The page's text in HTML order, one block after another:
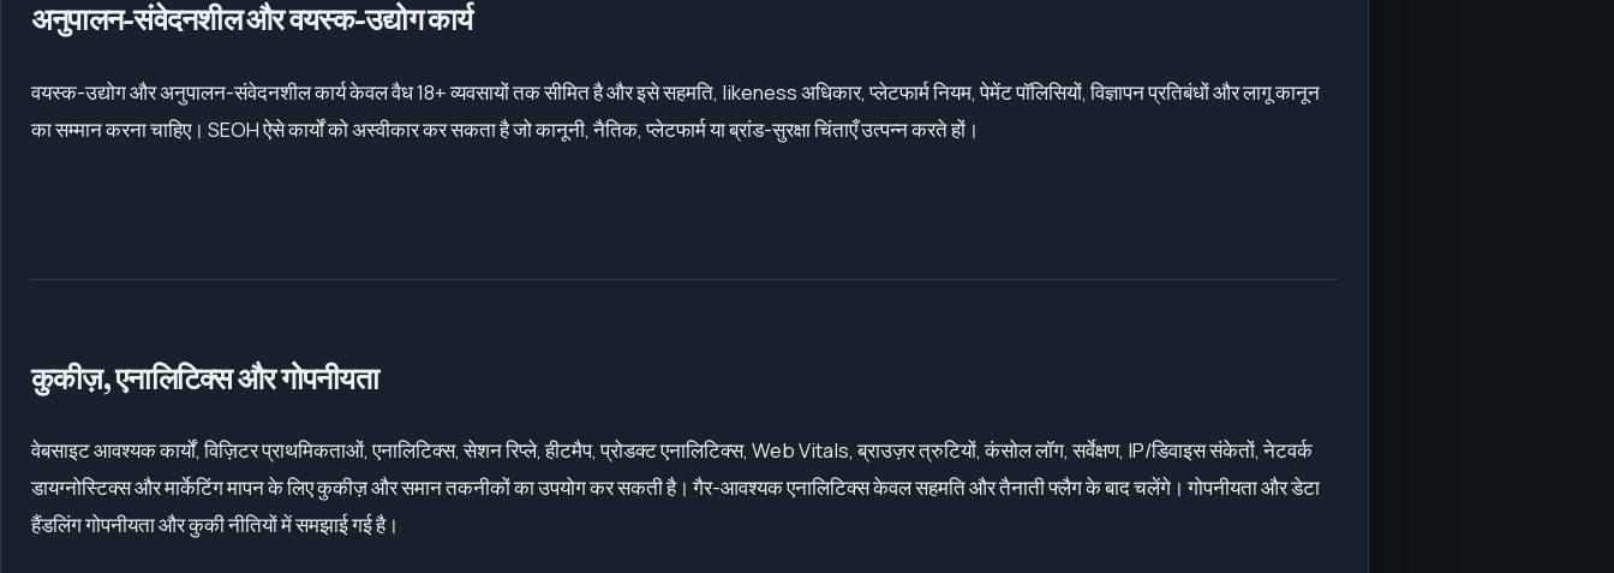
अनुपालन-संवेदनशील और वयस्क-उद्योग कार्य
वयस्क-उद्योग और अनुपालन-संवेदनशील कार्य केवल वैध 18+ व्यवसायों तक सीमित है और इसे सहमति, likeness अधिकार, प्लेटफार्म नियम, पेमेंट पॉलिसियों, विज्ञापन प्रतिबंधों और लागू कानून
का सम्मान करना चाहिए। SEOH ऐसे कार्यों को अस्वीकार कर सकता है जो कानूनी, नैतिक, प्लेटफार्म या ब्रांड-सुरक्षा चिंताएँ उत्पन्न करते हों।
कुकीज़, एनालिटिक्स और गोपनीयता
वेबसाइट आवश्यक कार्यों, विज़िटर प्राथमिकताओं, एनालिटिक्स, सेशन रिप्ले, हीटमैप, प्रोडक्ट एनालिटिक्स, Web Vitals, ब्राउज़र त्रुटियों, कंसोल लॉग, सर्वेक्षण, IP/डिवाइस संकेतों, नेटवर्क
डायग्नोस्टिक्स और मार्केटिंग मापन के लिए कुकीज़ और समान तकनीकों का उपयोग कर सकती है। गैर-आवश्यक एनालिटिक्स केवल सहमति और तैनाती फ्लैग के बाद चलेंगे। गोपनीयता और डेटा
हैंडलिंग गोपनीयता और कुकी नीतियों में समझाई गई है।